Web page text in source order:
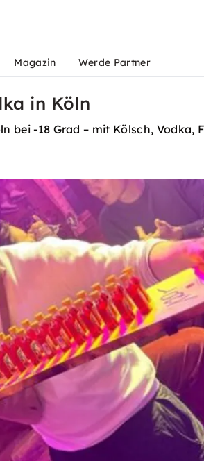
Magazin Werde Partner
in Köln
bei -18 Grad – mit Kölsch,